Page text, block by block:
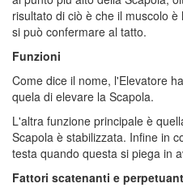
risultato di ciò è che il muscolo
si può confermare al tatto.
Funzioni
Come dice il nome, l'Elevatore
quela di elevare la Scapola.
L'altra funzione principale è
Scapola è stabilizzata. Infine in
testa quando questa si piega in
Fattori scatenanti e